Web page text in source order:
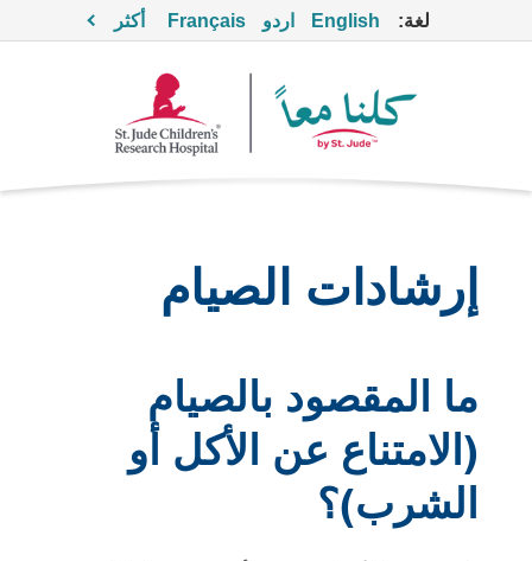
لغة: English اردو Français أكثر
إرشادات الصيام
ما المقصود بالصيام
(الامتناع عن الأكل أو
الشرب)؟